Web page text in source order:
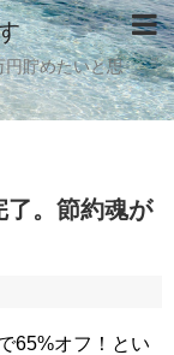
円貯めたいと思
了。節約魂が
65%オフ！とい